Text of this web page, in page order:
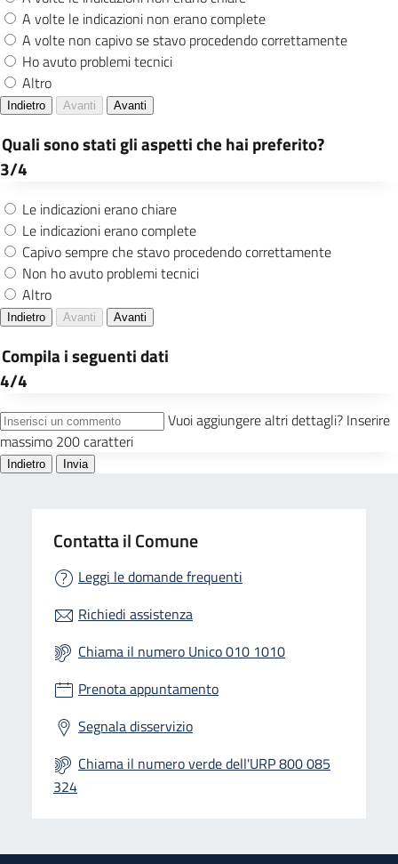
Contatta il Comune
Leggi le domande frequenti
Richiedi assistenza
Chiama il numero Unico 010 1010
Prenota appuntamento
Segnala disservizio
Chiama il numero verde dell'URP 800 085
324